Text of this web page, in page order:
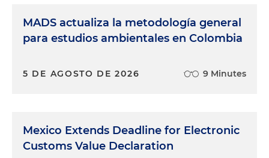
MADS actualiza la metodología general
para estudios ambientales en Colombia
5 DE AGOSTO DE 2026 9 Minutes
Mexico Extends Deadline for Electronic
Customs Value Declaration